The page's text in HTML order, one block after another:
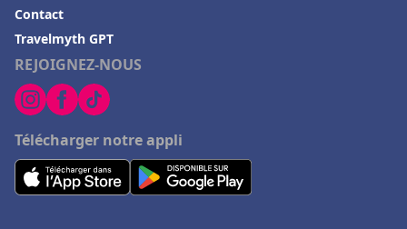
REJOIGNEZ-NOUS
Télécharger notre appli
Contact
Travelmyth GPT